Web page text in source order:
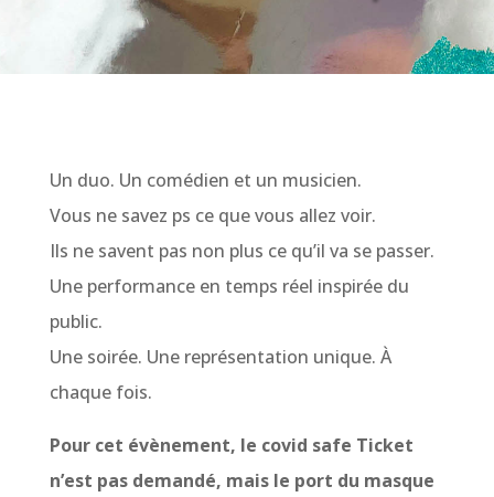
Un duo. Un comédien et un musicien.
Vous ne savez ps ce que vous allez voir.
Ils ne savent pas non plus ce qu’il va se passer.
Une performance en temps réel inspirée du
public.
Une soirée. Une représentation unique. À
chaque fois.
Pour cet évènement, le covid safe Ticket
n’est pas demandé, mais le port du masque